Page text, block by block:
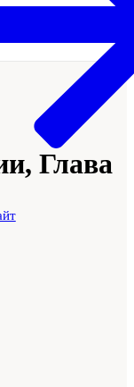
Глава